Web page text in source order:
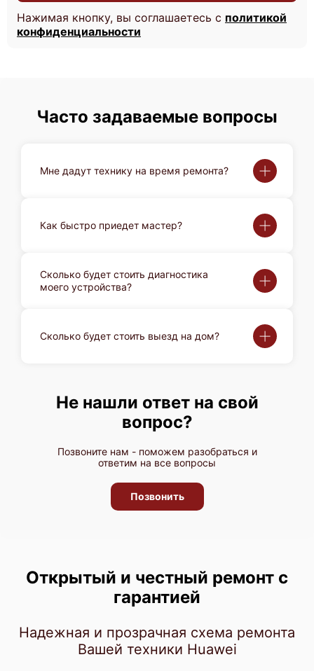
Huawei FusionServer Pro XH628 V5
Huawei FusionServer Pro XH321L V5
Huawei TaiShan 200 X6000
Huawei FusionServer CH242 V3
Нажимая кнопку, вы соглашаетесь с политикой
конфиденциальности
Часто задаваемые вопросы
Мне дадут технику на время ремонта?
Как быстро приедет мастер?
Сколько будет стоить диагностика
моего устройства?
Сколько будет стоить выезд на дом?
Не нашли ответ на свой
вопрос?
Позвоните нам - поможем разобраться и
ответим на все вопросы
Позвонить
Открытый и честный ремонт с
гарантией
Надежная и прозрачная схема ремонта
Вашей техники Huawei